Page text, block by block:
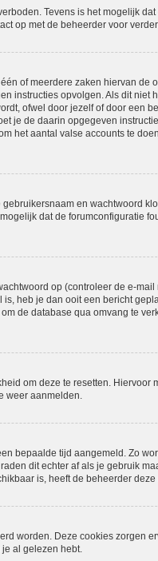
Tevens is het mogelijk
op met de beheerder voor
of meerdere zaken hiervan de
instructies opvolgen. Als dit niet
ofwel door jezelf of door een
je de daarin opgegeven
het aantal valse accounts te
en wachtwoord
dat de forumconfiguratie
op (controleer de e-
heb je dan ooit een bericht
de database qua omvang te
om deze te resetten. Hiervoor
weer aanmelden.
bepaalde tijd aangemeld. Zo
dit echter af als je gebruik
is, heeft de beheerder
worden. Deze cookies zorgen
al gelezen hebt.